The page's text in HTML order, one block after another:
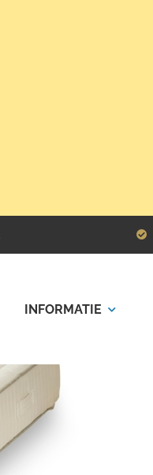
INFORMATIE